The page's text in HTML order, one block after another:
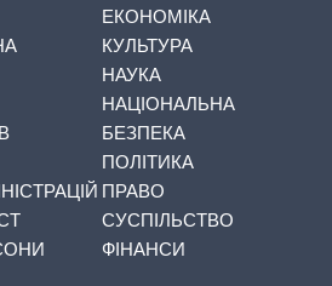
ЕКОНОМІКА
КУЛЬТУРА
НАУКА
НАЦІОНАЛЬНА
БЕЗПЕКА
ПОЛІТИКА
ПРАВО
СУСПІЛЬСТВО
ФІНАНСИ